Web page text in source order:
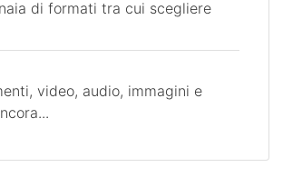
di formati tra cui scegliere
video, audio, immagini e